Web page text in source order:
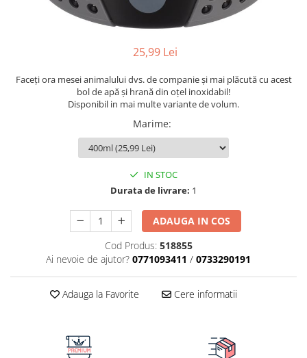
25,99 Lei
Faceți ora mesei animalului dvs. de companie și mai plăcută cu acest
bol de apă și hrană din oțel inoxidabil!
Disponibil in mai multe variante de volum.
Marime:
IN STOC
Durata de livrare: 1
ADAUGA IN COS
Cod Produs: 518855
Ai nevoie de ajutor? 0771093411 / 0733290191
Adauga la Favorite Cere informatii